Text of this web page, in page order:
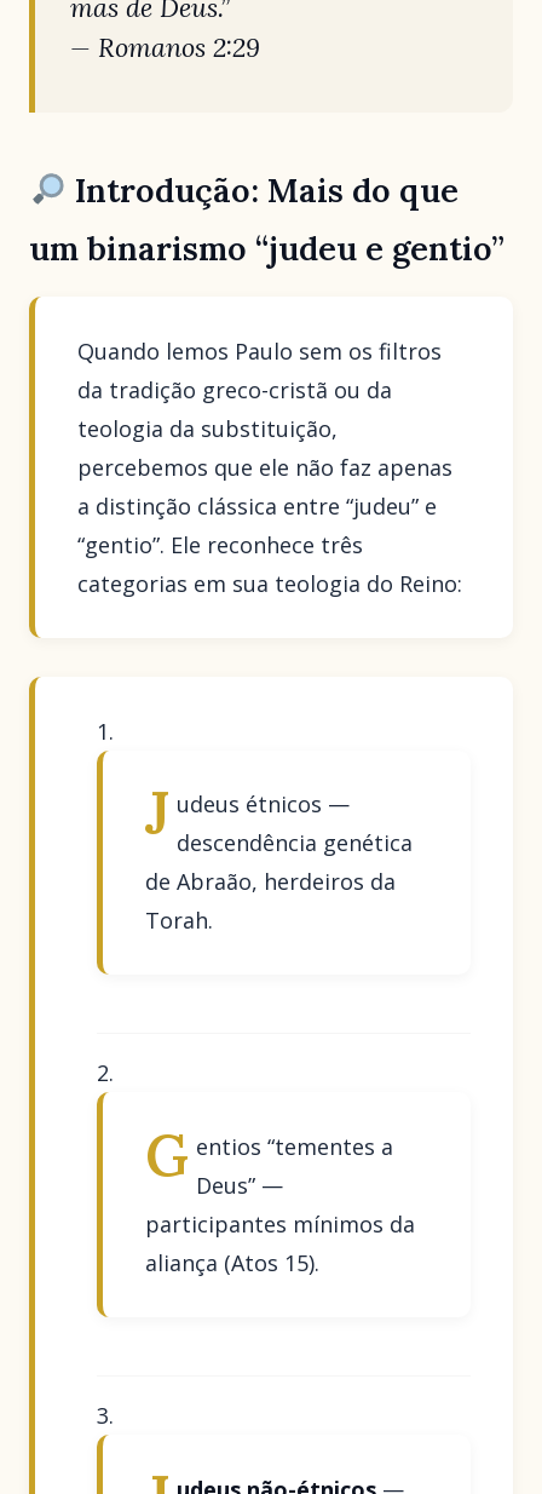
mas de Deus.”
— Romanos 2:29
Introdução: Mais do que
um binarismo “judeu e gentio”
Quando lemos Paulo sem os filtros
da tradição greco-cristã ou da
teologia da substituição,
percebemos que ele não faz apenas
a distinção clássica entre “judeu” e
“gentio”. Ele reconhece três
categorias em sua teologia do Reino:
J udeus étnicos —
descendência genética
de Abraão, herdeiros da
Torah.
G entios “tementes a
Deus” —
participantes mínimos da
aliança (Atos 15).